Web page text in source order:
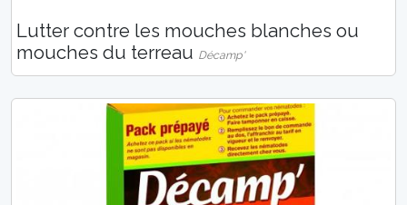
Lutter contre les mouches blanches ou
mouches du terreau Décamp'